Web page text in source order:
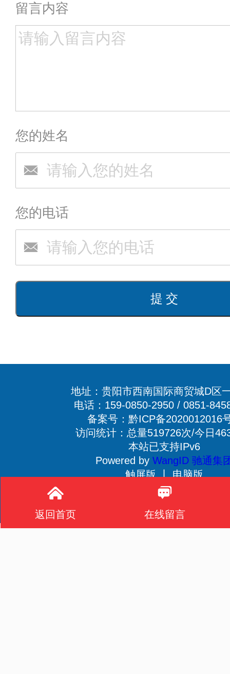
留言内容
您的姓名
您的电话
返回首页 在线留言
地址：贵阳市西南国际商贸城D区
电话：159-0850-2950 / 0851-
备案号：黔ICP备2020012016
访问统计：总量519726次/今日
本站已支持IPv6
Powered by WangID 驰通集
触屏版 丨电脑版
贵公网安备 52011502001233号